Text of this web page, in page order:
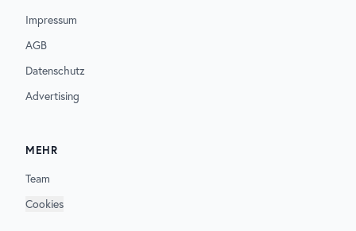
Impressum
AGB
Datenschutz
Advertising
MEHR
Team
Cookies